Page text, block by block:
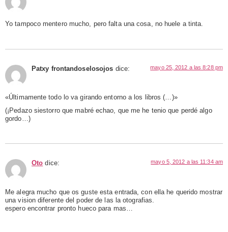
Yo tampoco mentero mucho, pero falta una cosa, no huele a tinta.
Patxy frontandoselosojos dice: mayo 25, 2012 a las 8:28 pm
«Últimamente todo lo va girando entorno a los libros (…)»
(¡Pedazo siestorro que mabré echao, que me he tenio que perdé algo
gordo…)
Oto dice: mayo 5, 2012 a las 11:34 am
Me alegra mucho que os guste esta entrada, con ella he querido mostrar
una vision diferente del poder de las la otografias.
espero encontrar pronto hueco para mas…